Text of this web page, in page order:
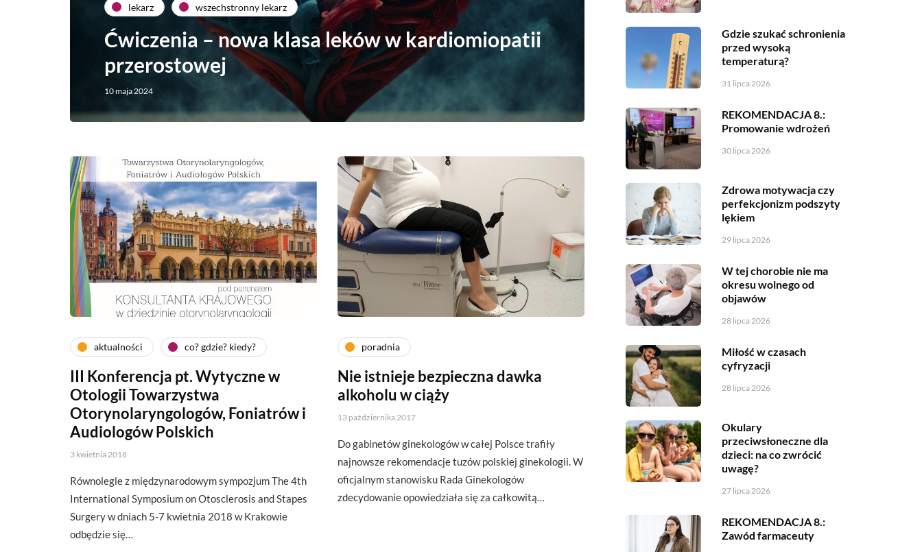
lekarz wszechstronny lekarz
Ćwiczenia – nowa klasa leków w kardiomiopatii
przerostowej
10 maja 2024
aktualności co? gdzie? kiedy?
III Konferencja pt. Wytyczne w
Otologii Towarzystwa
Otorynolaryngologów, Foniatrów i
Audiologów Polskich
3 kwietnia 2018
Równolegle z międzynarodowym sympozjum The 4th
International Symposium on Otosclerosis and Stapes
Surgery w dniach 5-7 kwietnia 2018 w Krakowie
odbędzie się…
poradnia
Nie istnieje bezpieczna dawka
alkoholu w ciąży
13 października 2017
Do gabinetów ginekologów w całej Polsce trafiły
najnowsze rekomendacje tuzów polskiej ginekologii. W
oficjalnym stanowisku Rada Ginekologów
zdecydowanie opowiedziała się za całkowitą…
Gdzie szukać schronienia
przed wysoką
temperaturą?
31 lipca 2026
REKOMENDACJA 8.:
Promowanie wdrożeń
30 lipca 2026
Zdrowa motywacja czy
perfekcjonizm podszyty
lękiem
29 lipca 2026
W tej chorobie nie ma
okresu wolnego od
objawów
28 lipca 2026
Miłość w czasach
cyfryzacji
28 lipca 2026
Okulary
przeciwsłoneczne dla
dzieci: na co zwrócić
uwagę?
27 lipca 2026
REKOMENDACJA 8.:
Zawód farmaceuty